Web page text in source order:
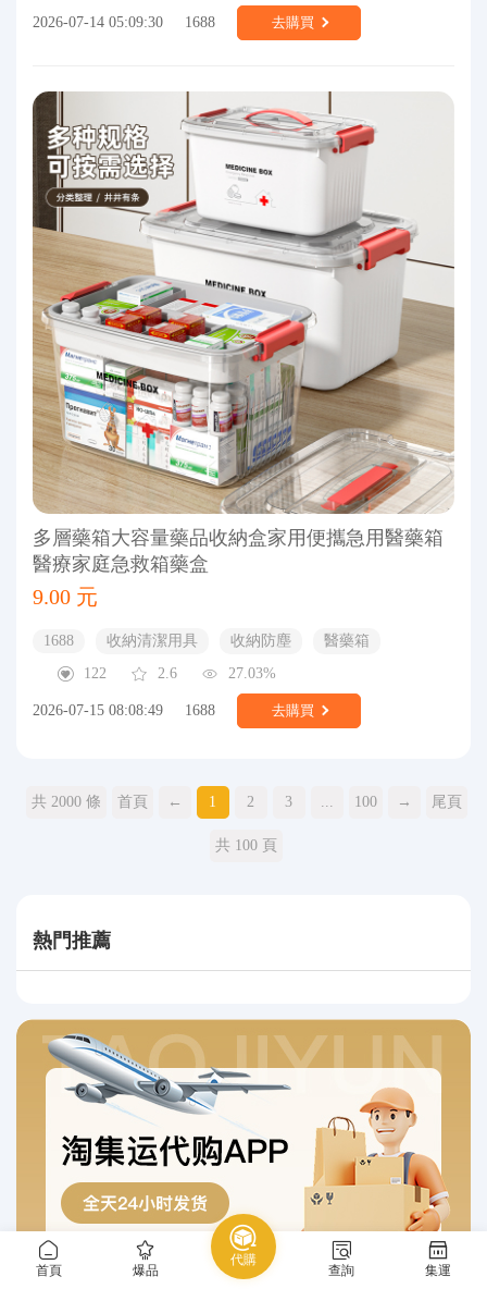
首頁 爆品
代購
查詢 集運
2026-07-14 05:09:30 1688 去購買
多層藥箱大容量藥品收納盒家用便攜急用醫藥箱
醫療家庭急救箱藥盒
9.00 元
1688 收納清潔用具 收納防塵
醫藥箱
122
2.6 27.03%
2026-07-15 08:08:49 1688 去購買
共 2000 條 首頁 ← 1 2 3 100 → 尾頁
共 100 頁
熱門推薦